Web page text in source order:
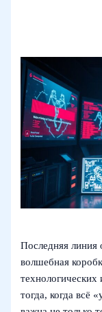
Последняя
волшебная
тогда, когда всё